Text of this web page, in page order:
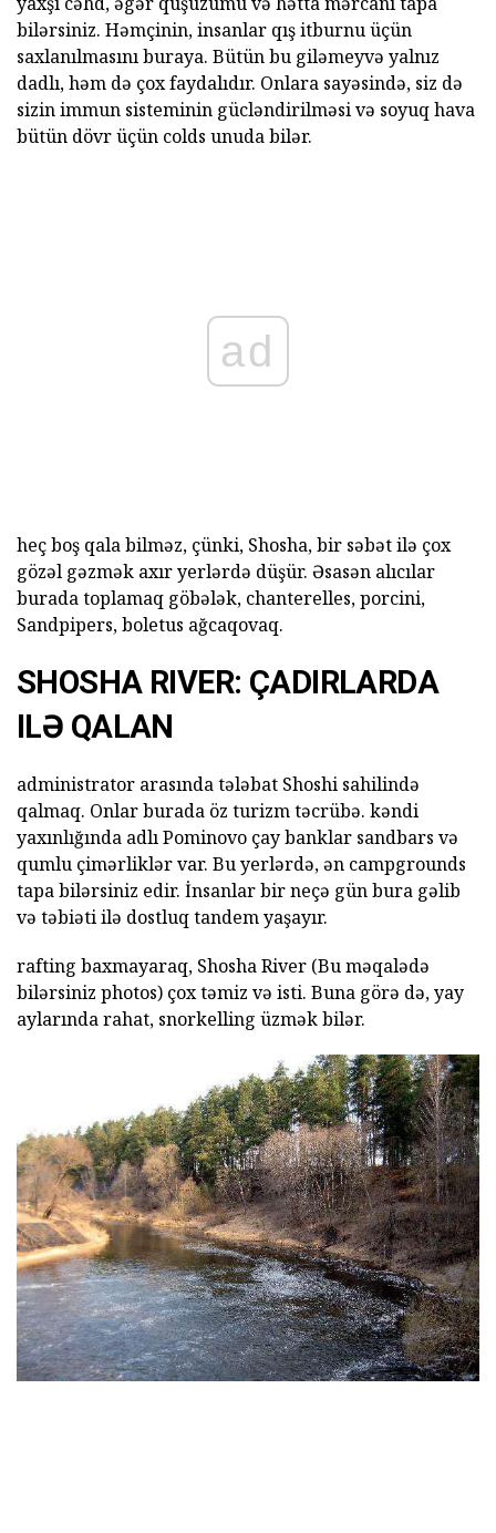
bilərsiniz. Həmçinin, insanlar qış itburnu üçün
saxlanılmasını buraya. Bütün bu giləmeyvə yalnız
dadlı, həm də çox faydalıdır. Onlara sayəsində, siz də
sizin immun sisteminin gücləndirilməsi və soyuq hava
bütün dövr üçün colds unuda bilər.
ad
heç boş qala bilməz, çünki, Shosha, bir səbət ilə çox
gözəl gəzmək axır yerlərdə düşür. Əsasən alıcılar
burada toplamaq göbələk, chanterelles, porcini,
Sandpipers, boletus ağcaqovaq.
SHOSHA RIVER: ÇADIRLARDA
ILƏ QALAN
administrator arasında tələbat Shoshi sahilində
qalmaq. Onlar burada öz turizm təcrübə. kəndi
yaxınlığında adlı Pominovo çay banklar sandbars və
qumlu çimərliklər var. Bu yerlərdə, ən campgrounds
tapa bilərsiniz edir. İnsanlar bir neçə gün bura gəlib
və təbiəti ilə dostluq tandem yaşayır.
rafting baxmayaraq, Shosha River (Bu məqalədə
bilərsiniz photos) çox təmiz və isti. Buna görə də, yay
aylarında rahat, snorkelling üzmək bilər.